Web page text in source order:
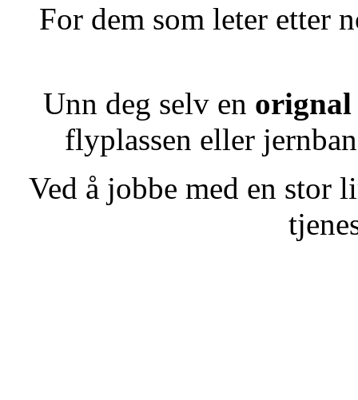
For dem som leter etter
Unn deg selv en orignal
flyplassen eller
Ved å jobbe med en stor